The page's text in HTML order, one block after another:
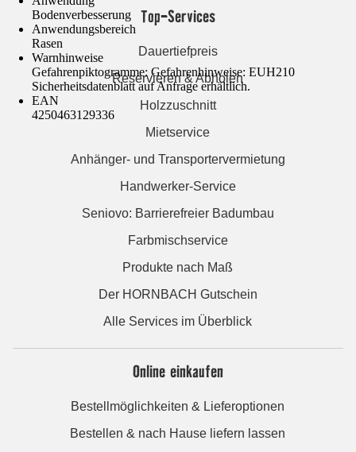
Bodenverbesserung
Anwendungsbereich
Rasen
Warnhinweise
Gefahrenpiktogramme: Gefahrenhinweise: EUH210
Sicherheitsdatenblatt auf Anfrage erhältlich.
EAN
4250463129336
Top-Services
Dauertiefpreis
Reservieren & Abholen
Holzzuschnitt
Mietservice
Anhänger- und Transportervermietung
Handwerker-Service
Seniovo: Barrierefreier Badumbau
Farbmischservice
Produkte nach Maß
Der HORNBACH Gutschein
Alle Services im Überblick
Online einkaufen
Bestellmöglichkeiten & Lieferoptionen
Bestellen & nach Hause liefern lassen